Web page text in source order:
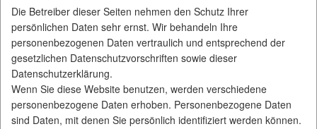
Die Betreiber dieser Seiten nehmen den Schutz Ihrer
persönlichen Daten sehr ernst. Wir behandeln Ihre
personenbezogenen Daten vertraulich und entsprechend der
gesetzlichen Datenschutzvorschriften sowie dieser
Datenschutzerklärung.
Wenn Sie diese Website benutzen, werden verschiedene
personenbezogene Daten erhoben. Personenbezogene Daten
sind Daten, mit denen Sie persönlich identifiziert werden können.